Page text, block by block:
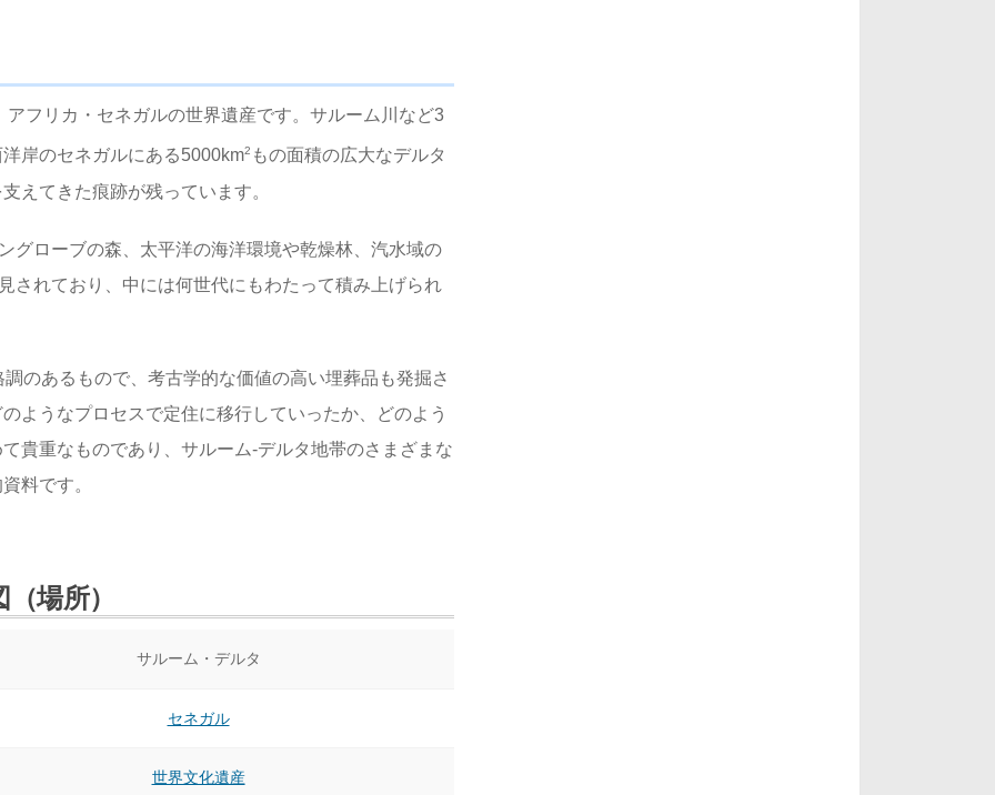
フリカ・セネガルの世界遺産です。サルーム川など3
岸のセネガルにある5000km2 もの面積の広大なデルタ
えてきた痕跡が残っています。
グローブの森、太平洋の海洋環境や乾燥林、汽水域の
されており、中には何世代にもわたって積み上げられ
のあるもので、考古学的な価値の高い埋葬品も発掘さ
ようなプロセスで定住に移行していったか、どのよう
貴重なものであり、サルーム-デルタ地帯のさまざまな
料です。
場所）
サルーム・デルタ
セネガル
世界文化遺産